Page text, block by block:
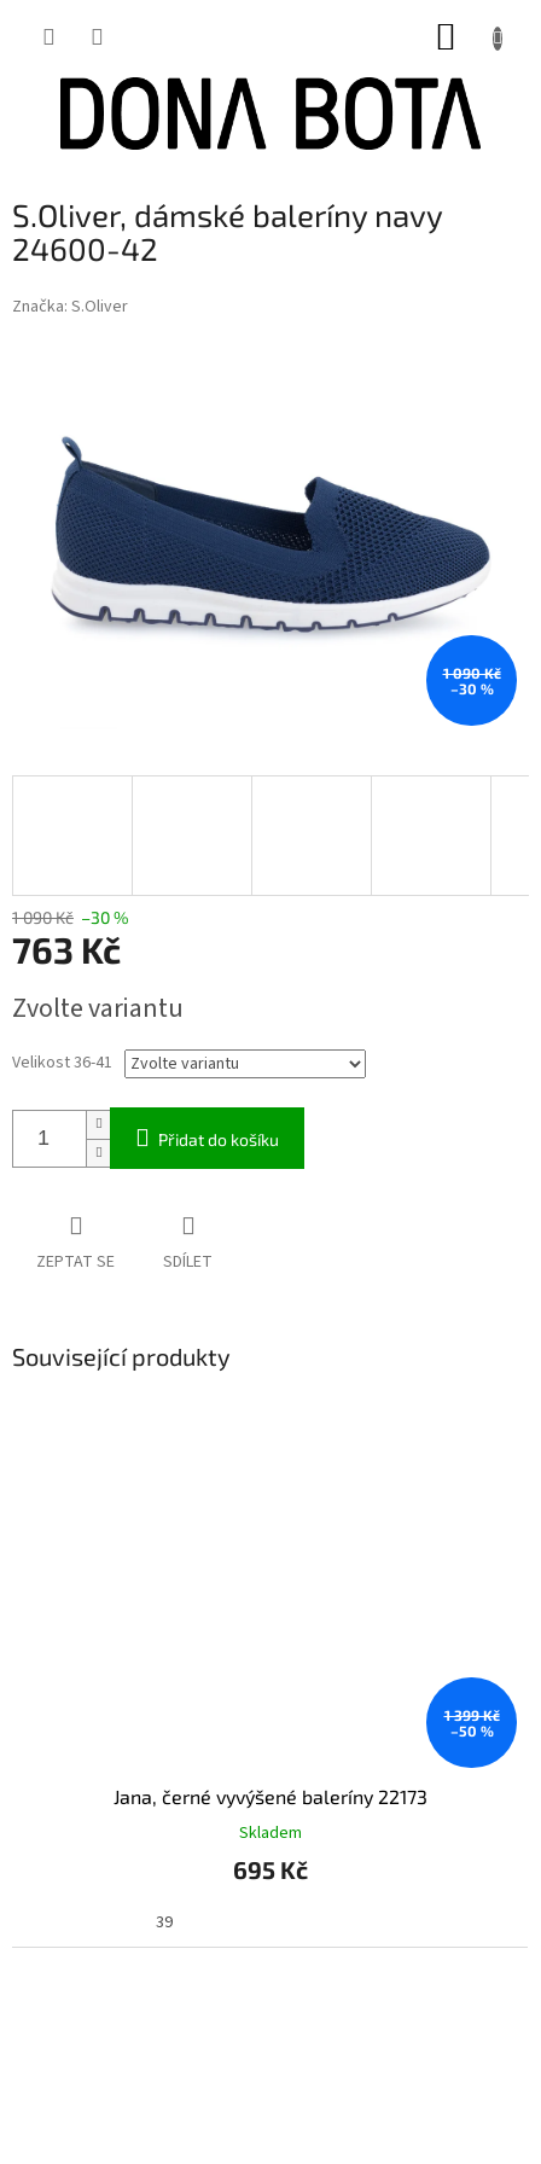
S.Oliver, dámské baleríny navy
24600-42
Značka: S.Oliver
1 090 Kč
–30 %
1 090 Kč –30 %
763 Kč
cena:
Zvolte variantu
Velikost 36-41
Přidat do košíku
ZEPTAT SE SDÍLET
Související produkty
1 399 Kč
–50 %
Jana, černé vyvýšené baleríny 22173
Skladem
695 Kč
39